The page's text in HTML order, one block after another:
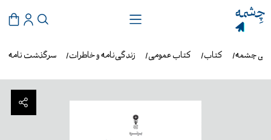
سرگذشت نامه زندگی‌نامه و خاطرات کتاب عمومی کتاب چشمه